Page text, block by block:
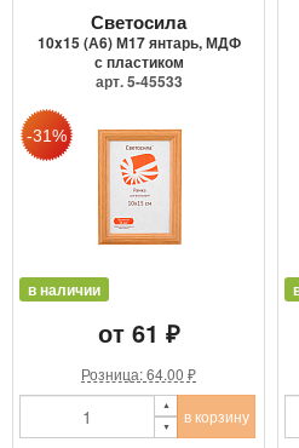
Светосила
10x15 (А6) М17 янтарь, МДФ
с пластиком
арт. 5-45533
в наличии
от 61 ₽
Розница: 64.00 ₽
в корзину